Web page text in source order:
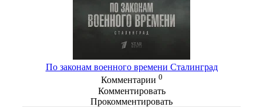
По законам военного времени Сталинград
Комментарии 0
Комментировать
Прокомментировать